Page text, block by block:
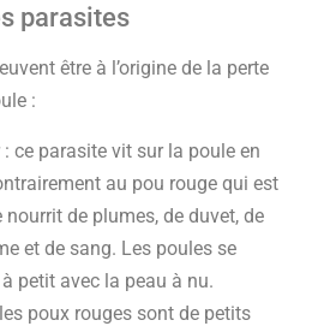
parasites
être à l’origine de la perte
:
: ce parasite vit sur la poule en
au pou rouge qui est
nourrit de plumes, de duvet, de
et de sang. Les poules se
petit avec la peau à nu.
poux rouges sont de petits